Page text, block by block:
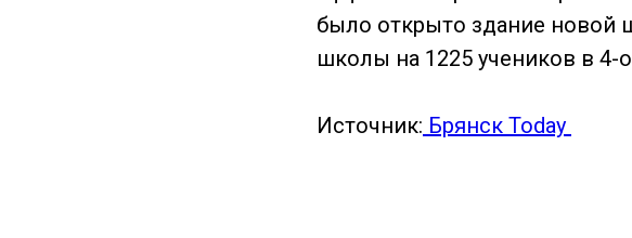
было открыто здание новой
школы на 1225 учеников в 4-
Источник: Брянск Today